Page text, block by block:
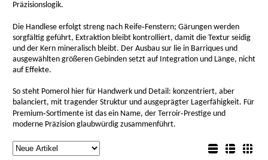
Präzisionslogik.
Die Handlese erfolgt streng nach Reife‑Fenstern; Gärungen werden
sorgfältig geführt, Extraktion bleibt kontrolliert, damit die Textur seidig
und der Kern mineralisch bleibt. Der Ausbau sur lie in Barriques und
ausgewählten größeren Gebinden setzt auf Integration und Länge, nicht
auf Effekte.
So steht Pomerol hier für Handwerk und Detail: konzentriert, aber
balanciert, mit tragender Struktur und ausgeprägter Lagerfähigkeit. Für
Premium‑Sortimente ist das ein Name, der Terroir‑Prestige und
moderne Präzision glaubwürdig zusammenführt.
Listenansicht
Sortierung